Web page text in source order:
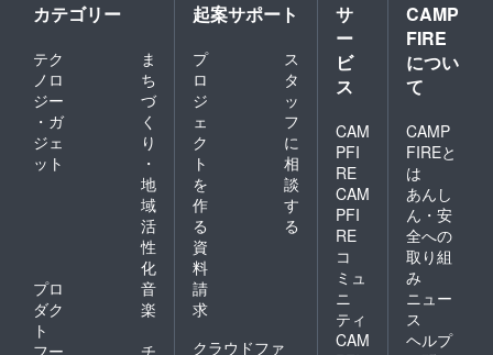
カテゴリー
テク
ノロ
ジー
・ガ
ジェ
ット
ま
ち
づ
く
り
・
地
域
活
性
化
プロ
ダク
ト
音
楽
起案サポート
プ
ロ
ジ
ェ
ク
ト
を
作
る
ス
タ
ッ
フ
に
相
談
す
る
資
料
請
求
クラウドファ
サ
ー
ビ
ス
CAM
PFI
RE
CAM
PFI
RE
コ
ミュ
ニ
ティ
CAM
CAMP
FIRE
につい
て
CAMP
FIREと
は
あんし
ん・安
全への
取り組
み
ニュー
ス
ヘルプ